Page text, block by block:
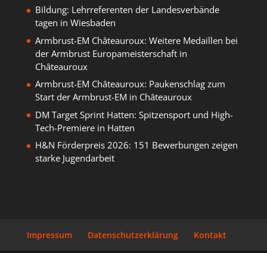
Bildung: Lehrreferenten der Landesverbände
tagen in Wiesbaden
Armbrust-EM Châteauroux: Weitere Medaillen bei
der Armbrust Europameisterschaft in
Châteauroux
Armbrust-EM Châteauroux: Paukenschlag zum
Start der Armbrust-EM in Châteauroux
DM Target Sprint Hatten: Spitzensport und High-
Tech-Premiere in Hatten
H&N Förderpreis 2026: 151 Bewerbungen zeigen
starke Jugendarbeit
Impressum Datenschutzerklärung Kontakt